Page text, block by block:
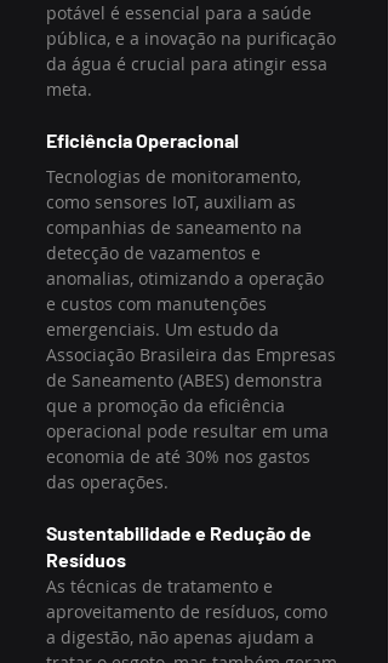
potável é essencial para a saúde
pública, e a inovação na purificação
da água é crucial para atingir essa
meta.
Eficiência Operacional
Tecnologias de monitoramento,
como sensores IoT, auxiliam as
companhias de saneamento na
detecção de vazamentos e
anomalias, otimizando a operação
e custos com manutenções
emergenciais. Um estudo da
Associação Brasileira das Empresas
de Saneamento (ABES) demonstra
que a promoção da eficiência
operacional pode resultar em uma
economia de até 30% nos gastos
das operações.
Sustentabilidade e Redução de
Resíduos
As técnicas de tratamento e
aproveitamento de resíduos, como
a digestão, não apenas ajudam a